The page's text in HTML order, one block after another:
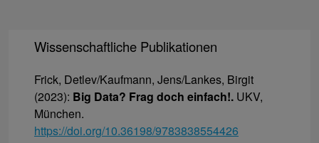
Wissenschaftliche Publikationen
Frick, Detlev/Kaufmann, Jens/Lankes, Birgit
(2023): Big Data? Frag doch einfach!. UKV,
München.
https://doi.org/10.36198/9783838554426